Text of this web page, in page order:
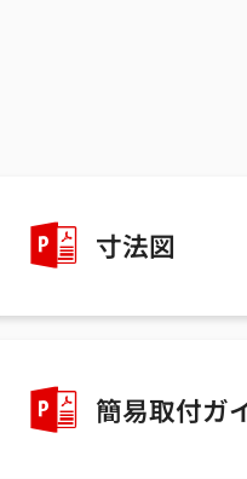
寸法図
簡易取付ガ